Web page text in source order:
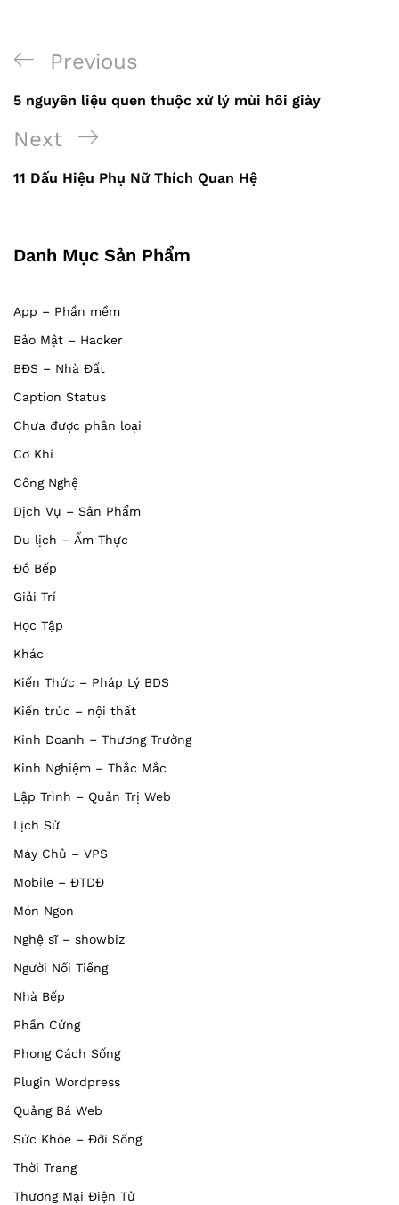
hướng
bài
viết
Previous
Post
Previous
5 nguyên liệu quen thuộc xử lý mùi hôi giày
Next
Post
Next
11 Dấu Hiệu Phụ Nữ Thích Quan Hệ
Danh Mục Sản Phẩm
App – Phần mềm
Bảo Mật – Hacker
BĐS – Nhà Đất
Caption Status
Chưa được phân loại
Cơ Khí
Công Nghệ
Dịch Vụ – Sản Phẩm
Du lịch – Ẩm Thực
Đồ Bếp
Giải Trí
Học Tập
Khác
Kiến Thức – Pháp Lý BDS
Kiến trúc – nội thất
Kinh Doanh – Thương Trường
Kinh Nghiệm – Thắc Mắc
Lập Trình – Quản Trị Web
Lịch Sử
Máy Chủ – VPS
Mobile – ĐTDĐ
Món Ngon
Nghệ sĩ – showbiz
Người Nổi Tiếng
Nhà Bếp
Phần Cứng
Phong Cách Sống
Plugin Wordpress
Quảng Bá Web
Sức Khỏe – Đời Sống
Thời Trang
Thương Mại Điện Tử